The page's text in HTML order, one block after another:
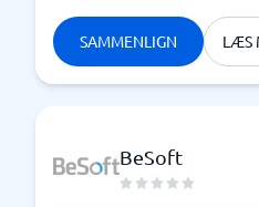
SAMMENLIGN LÆS
BeSoft